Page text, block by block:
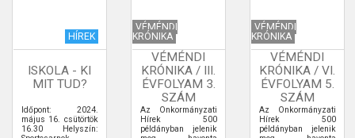
HÍREK
ISKOLA - KI
MIT TUD?
Időpont: 2024.
május 16. csütörtök
16.30 Helyszín:
VÉMÉNDI
KRÓNIKA
VÉMÉNDI
KRÓNIKA / III.
ÉVFOLYAM 3.
SZÁM
Az Önkormányzati
Hírek 500
példányban jelenik
VÉMÉNDI
KRÓNIKA
VÉMÉNDI
KRÓNIKA / VI.
ÉVFOLYAM 5.
SZÁM
Az Önkormányzati
Hírek 500
példányban jelenik